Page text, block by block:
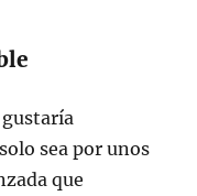
gustaría
sea por unos
que